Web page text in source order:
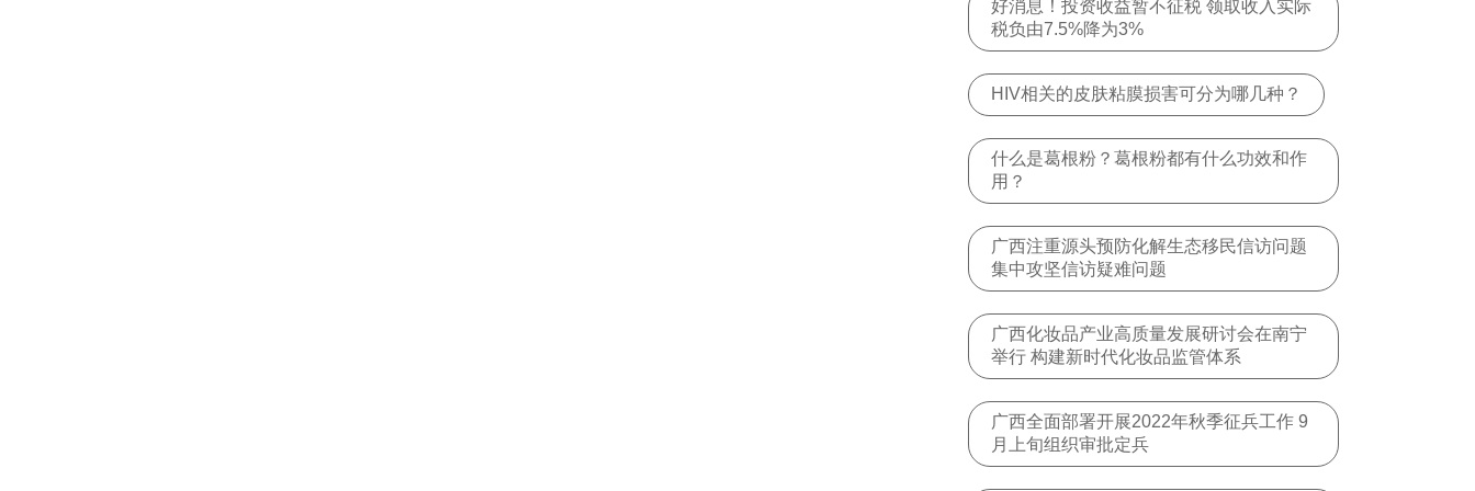
好消息！投资收益暂不征税 领取收入实际
税负由7.5%降为3%
HIV相关的皮肤粘膜损害可分为哪几种？
什么是葛根粉？葛根粉都有什么功效和作
用？
广西注重源头预防化解生态移民信访问题
集中攻坚信访疑难问题
广西化妆品产业高质量发展研讨会在南宁
举行 构建新时代化妆品监管体系
广西全面部署开展2022年秋季征兵工作 9
月上旬组织审批定兵